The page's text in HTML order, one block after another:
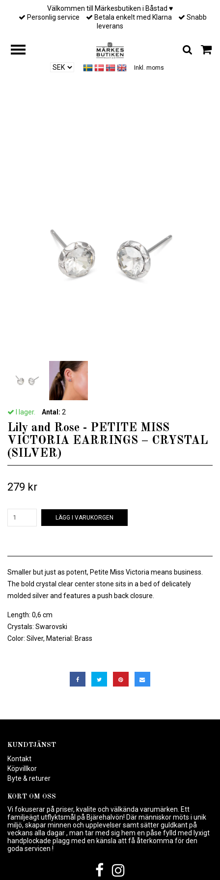
Välkommen till Märkesbutiken i Båstad ♥︎
Personlig service
Betala enkelt med Klarna
Snabb
leverans
Inkl. moms
I lager. Antal: 2
Lily and Rose - PETITE MISS
VICTORIA EARRINGS – CRYSTAL
(SILVER)
279 kr
LÄGG I VARUKORGEN
Smaller but just as potent, Petite Miss Victoria means business.
The bold crystal clear center stone sits in a bed of delicately
molded silver and features a push back closure.
Length: 0,6 cm
Crystals: Swarovski
Color: Silver, Material: Brass
KUNDTJÄNST
Kontakt
Köpvillkor
Byte & returer
KORT OM OSS
Vi fokuserar på priser, kvalite och välkända varumärken. Ett
familjeägt utflyktsmål på Bjärehalvön! Där människor möts i unik
miljö, skapar minnen och upplevelser samt sätter guldkant på
veckans alla dagar , man tar med sig hem en påse fylld med lyxigt
handplockade plagg med en känsla att få återkomma för den
goda servicen !